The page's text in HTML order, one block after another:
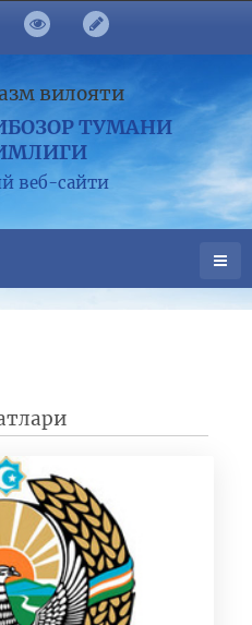
вилояти
ТУМАНИ
веб-сайти